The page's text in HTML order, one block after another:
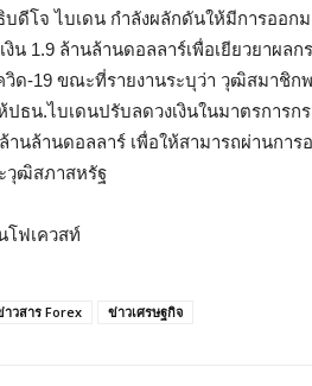
บดีโจ ไบเดน กำลังผลักดันให้มีการออก
งิน 1.9 ล้านล้านดอลลาร์เพื่อเยียวยาผล
วิด-19 ขณะที่รายงานระบุว่า วุฒิสมาชิก
ปธน.ไบเดนปรับลดวงเงินในมาตรการก
านล้านดอลลาร์ เพื่อให้สามารถผ่านกา
วุฒิสภาสหรัฐ
โฟเควสท์
าวสาร Forex ข่าวเศรษฐกิจ